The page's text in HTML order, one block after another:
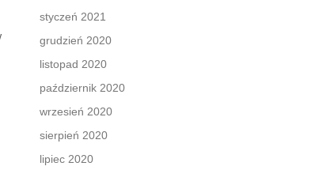
styczeń 2021
grudzień 2020
listopad 2020
październik 2020
wrzesień 2020
sierpień 2020
lipiec 2020